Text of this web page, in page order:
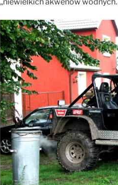
„niewielkich akwenów